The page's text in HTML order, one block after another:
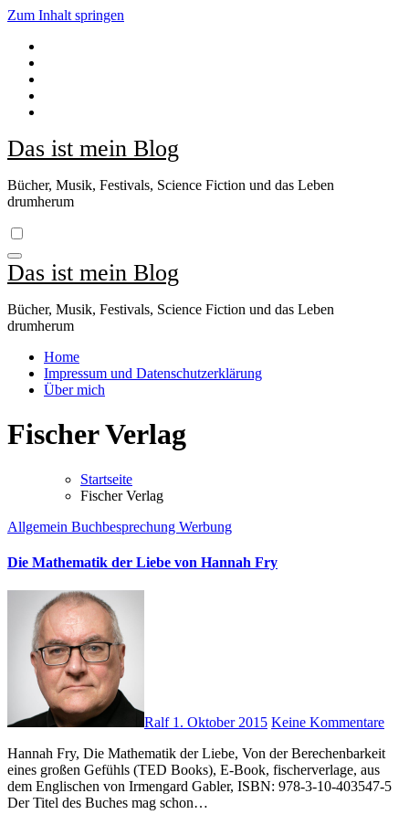
Zum Inhalt springen
Das ist mein Blog
Bücher, Musik, Festivals, Science Fiction und das Leben
drumherum
Das ist mein Blog
Bücher, Musik, Festivals, Science Fiction und das Leben
drumherum
Home
Impressum und Datenschutzerklärung
Über mich
Fischer Verlag
Startseite
Fischer Verlag
Allgemein Buchbesprechung Werbung
Die Mathematik der Liebe von Hannah Fry
Ralf 1. Oktober 2015 Keine Kommentare
Hannah Fry, Die Mathematik der Liebe, Von der Berechenbarkeit
eines großen Gefühls (TED Books), E-Book, fischerverlage, aus
dem Englischen von Irmengard Gabler, ISBN: 978-3-10-403547-5
Der Titel des Buches mag schon…